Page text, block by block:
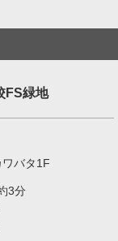
FS緑地
バタ1F
3分